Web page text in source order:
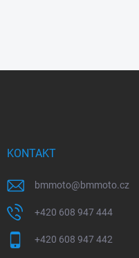
KONTAKT
bmmoto@bmmoto.cz
+420 608 947 444
+420 608 947 442